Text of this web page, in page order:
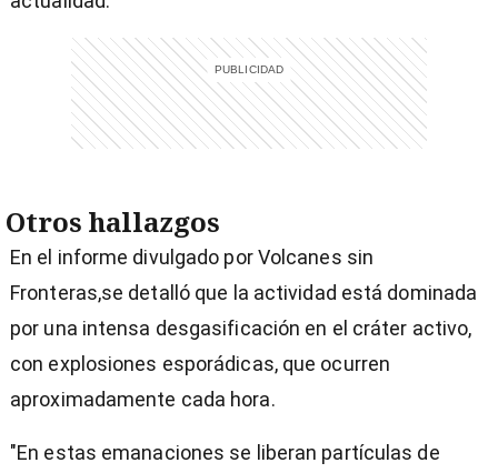
Otros hallazgos
En el informe divulgado por Volcanes sin
Fronteras,se detalló que la actividad está dominada
por una intensa desgasificación en el cráter activo,
con explosiones esporádicas, que ocurren
aproximadamente cada hora.
"En estas emanaciones se liberan partículas de